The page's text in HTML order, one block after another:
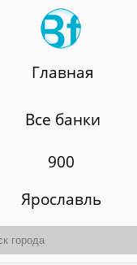
Главная
Все банки
900
Ярославль